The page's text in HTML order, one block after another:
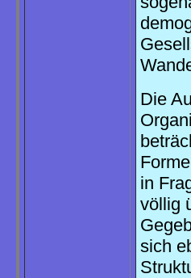
Die
in
völlig
sich